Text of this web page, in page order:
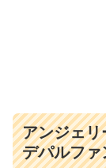
アンジェ
デパルファ